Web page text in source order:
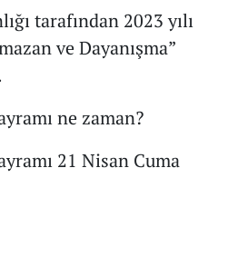
tarafından 2023 yılı
ve Dayanışma”
ne zaman?
21 Nisan Cuma